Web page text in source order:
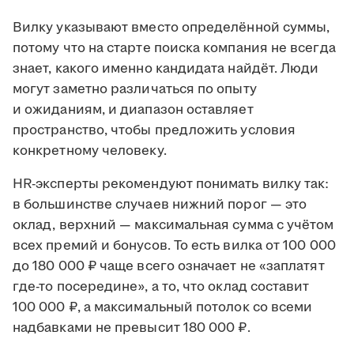
Вилку указывают вместо определённой суммы,
потому что на старте поиска компания не всегда
знает, какого именно кандидата найдёт. Люди
могут заметно различаться по опыту
и ожиданиям, и диапазон оставляет
пространство, чтобы предложить условия
конкретному человеку.
HR-эксперты рекомендуют понимать вилку так:
в большинстве случаев нижний порог — это
оклад, верхний — максимальная сумма с учётом
всех премий и бонусов. То есть вилка от 100 000
до 180 000 ₽ чаще всего означает не «заплатят
где-то посередине», а то, что оклад составит
100 000 ₽, а максимальный потолок со всеми
надбавками не превысит 180 000 ₽.